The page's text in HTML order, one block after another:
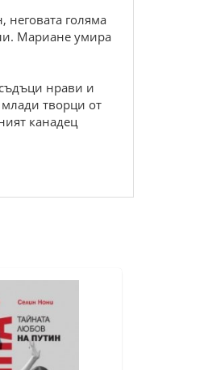
неговата голяма
Мариане умира
нрави и
творци от
канадец